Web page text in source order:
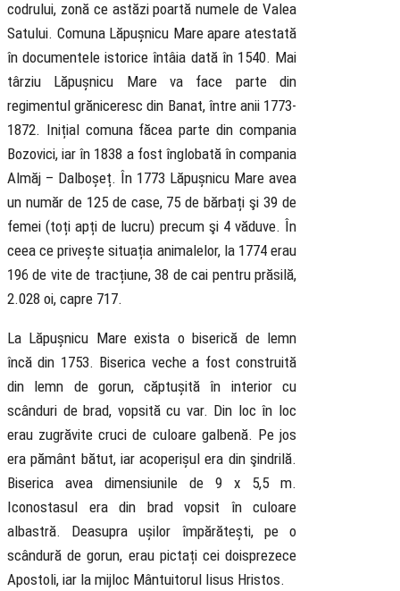
codrului, zonă ce astăzi poartă numele de Valea
Satului. Comuna Lăpușnicu Mare apare atestată
în documentele istorice întâia dată în 1540. Mai
târziu Lăpușnicu Mare va face parte din
regimentul grăniceresc din Banat, între anii 1773-
1872. Inițial comuna făcea parte din compania
Bozovici, iar în 1838 a fost înglobată în compania
Almăj – Dalboșeț. În 1773 Lăpușnicu Mare avea
un număr de 125 de case, 75 de bărbați şi 39 de
femei (toți apți de lucru) precum şi 4 văduve. În
ceea ce privește situația animalelor, la 1774 erau
196 de vite de tracțiune, 38 de cai pentru prăsilă,
2.028 oi, capre 717.
La Lăpușnicu Mare exista o biserică de lemn
încă din 1753. Biserica veche a fost construită
din lemn de gorun, căptușită în interior cu
scânduri de brad, vopsită cu var. Din loc în loc
erau zugrăvite cruci de culoare galbenă. Pe jos
era pământ bătut, iar acoperișul era din şindrilă.
Biserica avea dimensiunile de 9 x 5,5 m.
Iconostasul era din brad vopsit în culoare
albastră. Deasupra ușilor împărătești, pe o
scândură de gorun, erau pictați cei doisprezece
Apostoli, iar la mijloc Mântuitorul Iisus Hristos.